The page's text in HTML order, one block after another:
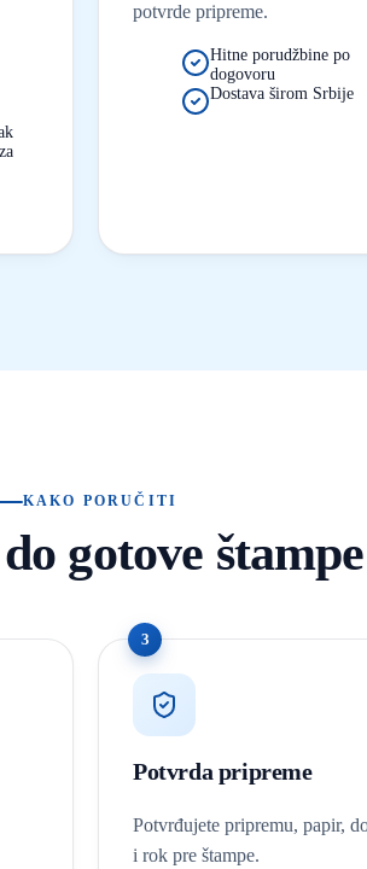
potvrde pripreme.
Hitne porudžbine po
dogovoru
Dostava širom Srbije
KAKO PORUČITI
gotove štampe
3
Potvrda pripreme
Potvrđujete pripremu, papir,
i rok pre štampe.